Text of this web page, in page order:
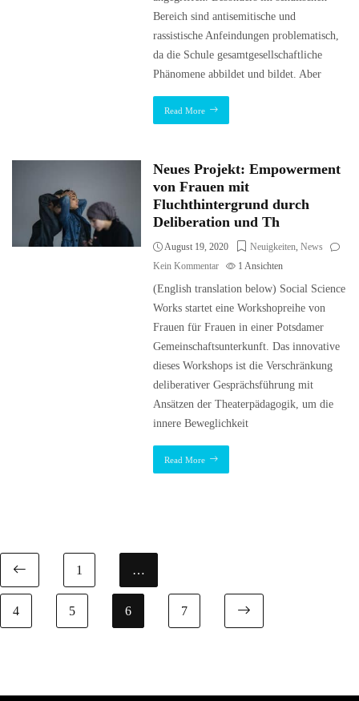
Bereich sind antisemitische und
rassistische Anfeindungen problematisch,
da die Schule gesamtgesellschaftliche
Phänomene abbildet und bildet. Aber
Read More
Neues Projekt: Empowerment
von Frauen mit
Fluchthintergrund durch
Deliberation und Th
August 19, 2020 Neuigkeiten,News
Kein Kommentar
1Ansichten
(English translation below) Social Science
Works startet eine Workshopreihe von
Frauen für Frauen in einer Potsdamer
Gemeinschaftsunterkunft. Das innovative
dieses Workshops ist die Verschränkung
deliberativer Gesprächsführung mit
Ansätzen der Theaterpädagogik, um die
innere Beweglichkeit
Read More
1 …
4 5 6 7